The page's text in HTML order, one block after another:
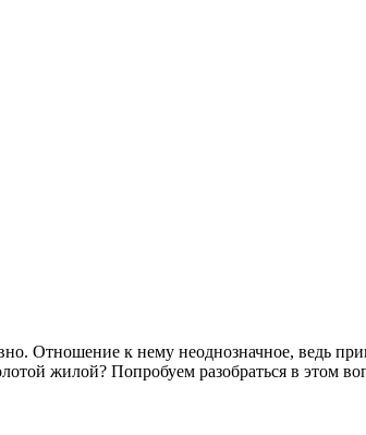
Отношение к нему неоднозначное, ведь
жилой? Попробуем разобраться в этом